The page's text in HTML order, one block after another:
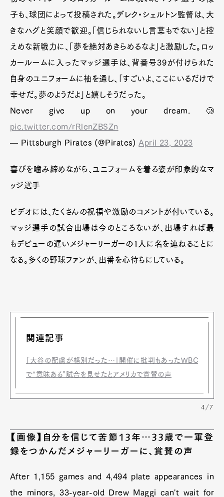
子も、球団によって投稿された。デレク・シェルトン監督は、大
きなハグと笑顔で歓迎。「信じられないし言葉もでない」と控
えめな新戦力に、「夢を絶対あきらめるなよ」と激励した。ロッ
カールームに入ったマッジ選手は、背番号39が付けられた
自身のユニフォームに袖を通し、「すごいよ、ここにいるだけで
幸せだ。夢のようだよ」と嬉しそうだった。
Never give up on your dream. 🥲
pic.twitter.com/rRlenZBSZn
— Pittsburgh Pirates (@Pirates) April 23, 2023
喜びを噛み締めながら、ユニフォームを着る姿が印象的なマ
ッジ選手
ビデオには、たくさんの祝福や激励のコメントが付いている。
マッジ選手の試合出場は今のところないが、出場すれば最
もデビューの遅いメジャーリーガーの1人に名を連ねることに
なる。多くの野球ファンが、出番を心待ちにしている。
関連記事
「大谷の配慮が格別だった…」開催に批判もあったWBC
で“意味ある”試合を見せたとアメリカで賞賛の声
4/7
【画像】自分を信じて苦節13年…33歳で一軍登
録をつかんだメジャーリーガーに、賞賛の声
After 1,155 games and 4,494 plate appearances in
the minors, 33-year-old Drew Maggi can't wait for